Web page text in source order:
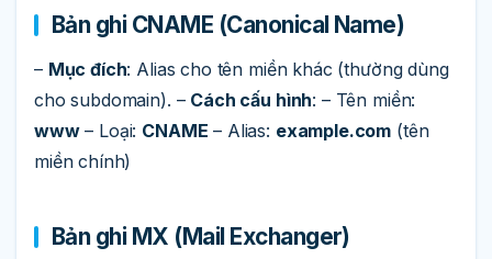
Bản ghi CNAME (Canonical Name)
– Mục đích: Alias cho tên miền khác (thường dùng
cho subdomain). – Cách cấu hình: – Tên miền:
www– Loại: CNAME – Alias: example.com (tên
miền chính)
Bản ghi MX (Mail Exchanger)